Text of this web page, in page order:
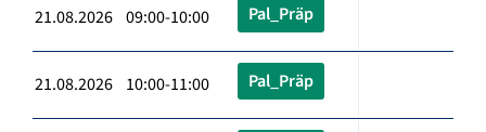
21.08.2026 09:00-10:00 Pal_Präp
21.08.2026 10:00-11:00 Pal_Präp